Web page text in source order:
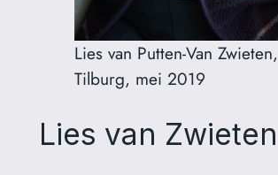
Lies van Putten-Van Zwieten,
Tilburg, mei 2019
Lies van Zwieten